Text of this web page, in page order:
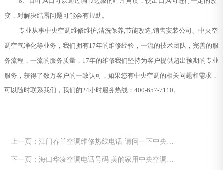
变，对解决结露问题可能会有帮助。
专业从事中央空调维修维护,清洗保养,节能改造,销售安装公司、中央空
调空气净化等业务，我们拥有17年的维修经验，一流的技术团队，完善的服
务流程，一流的服务质量，17年的维修我们坚持为客户提供超出预期的专业
服务，获得了数万客户的一致认可，如果您有中央空调的相关问题和需求，
可以随时联系我们，我们的24小时服务热线：400-657-7110。
上一页：江门春兰空调维修热线电话-请问一下中央空
下一页：海口华凌空调电话号码-美的家用中央空调显